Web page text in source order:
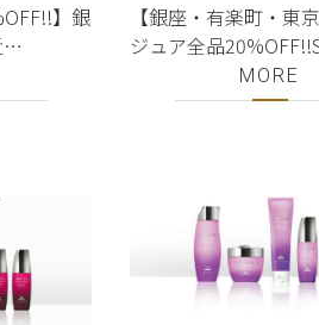
】銀
周年ス
象商品
【銀座・有楽町・東
ジュア全品
銀座店・11周年スー
開催！／対象商品ミ
MORE